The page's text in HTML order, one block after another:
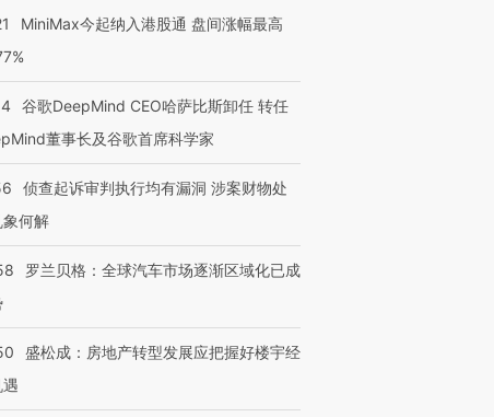
MiniMax今起纳入港股通 盘间涨幅最高
谷歌DeepMind CEO哈萨比斯卸任 转任
董事长及谷歌首席科学家
侦查起诉审判执行均有漏洞 涉案财物处
何解
罗兰贝格：全球汽车市场逐渐区域化已成
盛松成：房地产转型发展应把握好楼宇经